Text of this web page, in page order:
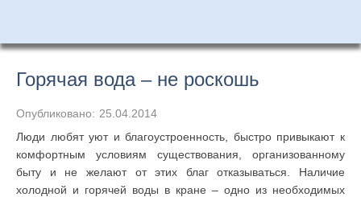
Горячая вода – не роскошь
Опубликовано: 25.04.2014
Люди любят уют и благоустроенность, быстро привыкают к
комфортным условиям существования, организованному
быту и не желают от этих благ отказываться. Наличие
холодной и горячей воды в кране – одно из необходимых